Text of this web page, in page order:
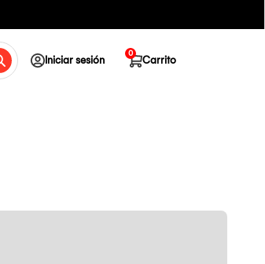
Iniciar sesión Carrito
0